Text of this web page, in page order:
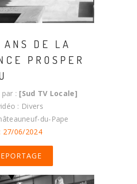
DE LA
PROSPER
: [Sud TV Locale]
: Divers
du-Pape
27/06/2024